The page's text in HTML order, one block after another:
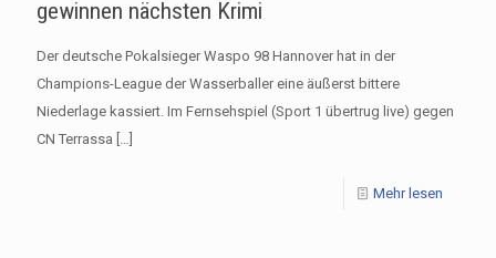
gewinnen nächsten Krimi
Der deutsche Pokalsieger Waspo 98 Hannover hat in der
Champions-League der Wasserballer eine äußerst bittere
Niederlage kassiert. Im Fernsehspiel (Sport 1 übertrug live) gegen
CN Terrassa […]
Mehr lesen